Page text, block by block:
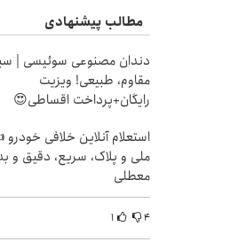
مطالب پیشنهادی
دندان مصنوعی سوئیسی |
مقاوم، طبیعی! ویزیت
رایگان+پرداخت اقساطی😍
استعلام آنلاین خلافی خودرو
ملی و پلاک، سریع، دقیق و
معطلی
۴ ۱